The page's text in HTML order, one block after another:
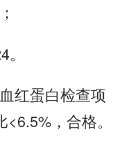
红蛋白检查项
，合格。